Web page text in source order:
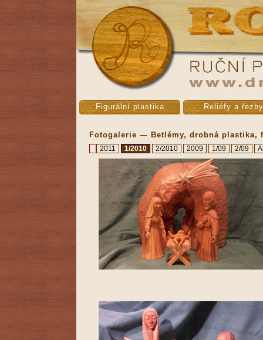
Figurální plastika Reliéfy a řezby
Fotogalerie — Betlémy, drobná plastika,
2011 1/2010 2/2010 2009 1/09 2/09